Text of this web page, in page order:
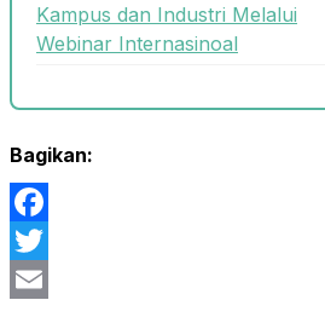
Kampus dan Industri Melalui
Webinar Internasinoal
Bagikan:
Facebook
Twitter